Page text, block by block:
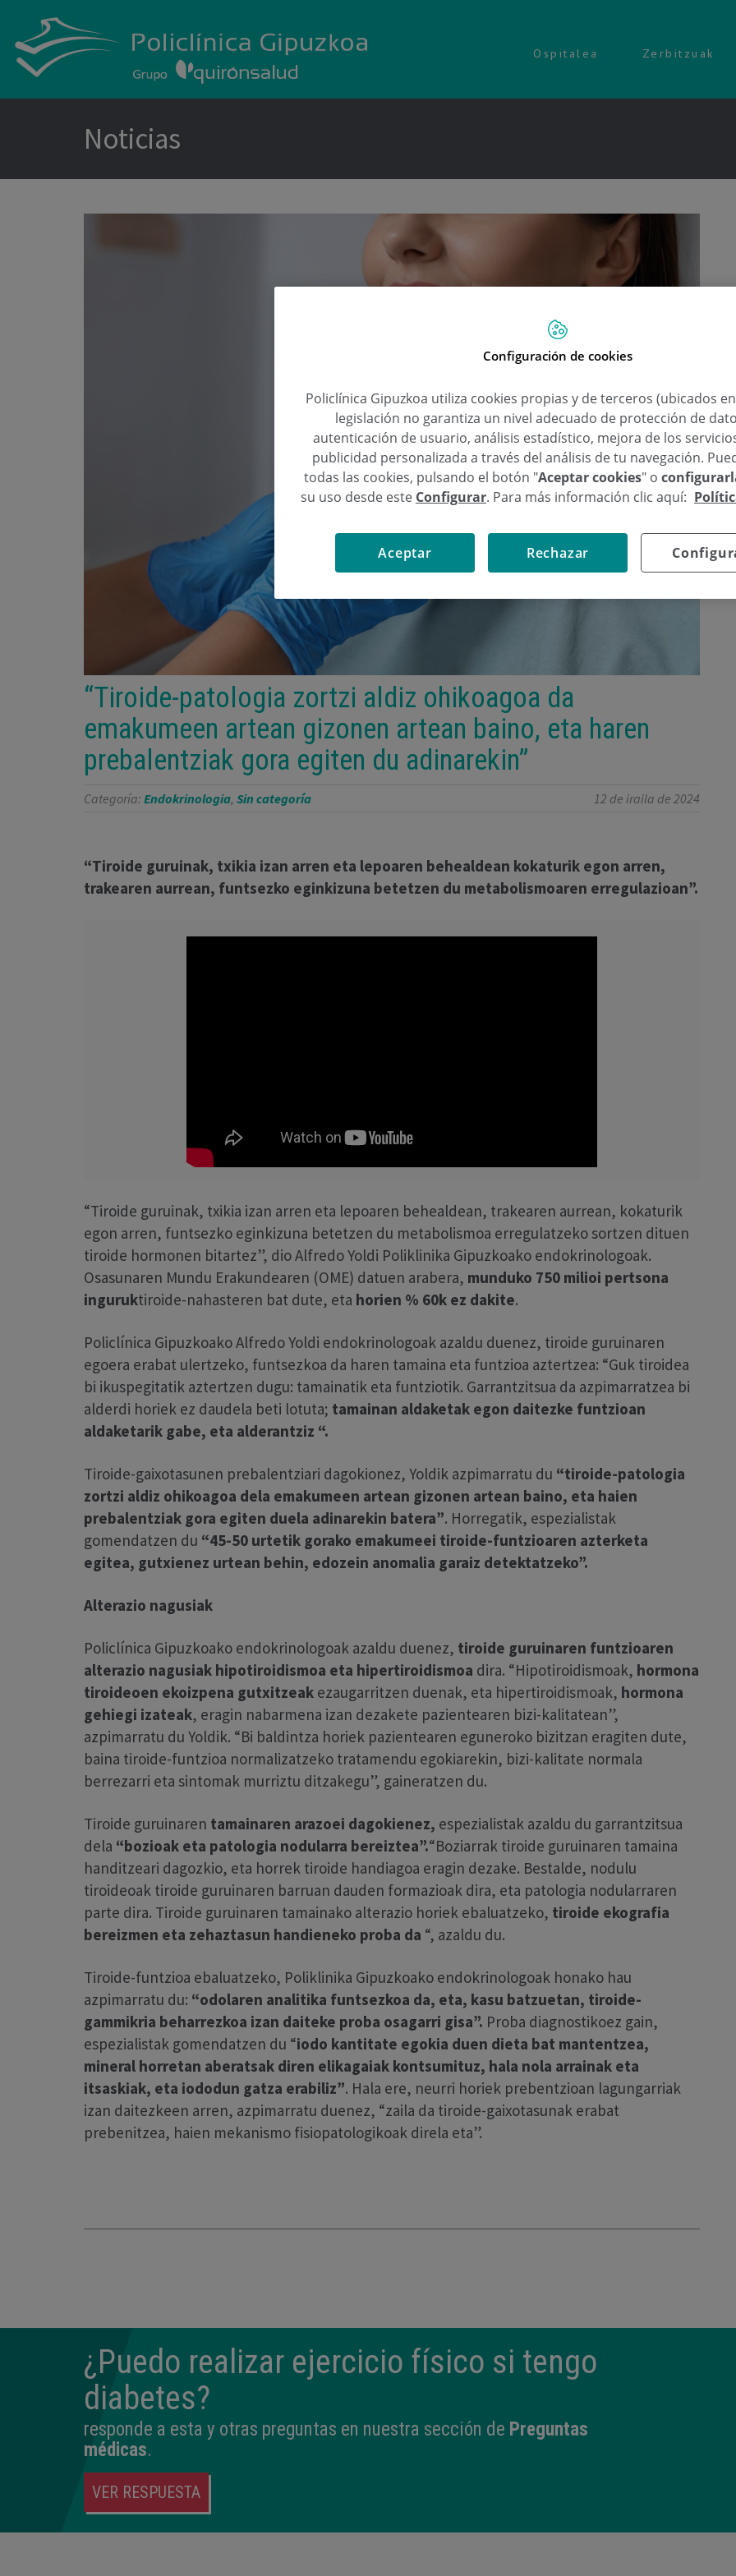
Ospitalea Zerbitzuak
Noticias
“Tiroide-patologia zortzi aldiz ohikoagoa da
emakumeen artean gizonen artean baino, eta haren
prebalentziak gora egiten du adinarekin”
Categoría: Endokrinologia, Sin categoría 12 de iraila de 2024
“Tiroide guruinak, txikia izan arren eta lepoaren behealdean kokaturik egon arren,
trakearen aurrean, funtsezko eginkizuna betetzen du metabolismoaren erregulazioan”.
“Tiroide guruinak, txikia izan arren eta lepoaren behealdean, trakearen aurrean, kokaturik
egon arren, funtsezko eginkizuna betetzen du metabolismoa erregulatzeko sortzen dituen
tiroide hormonen bitartez”, dio Alfredo Yoldi Poliklinika Gipuzkoako endokrinologoak.
Osasunaren Mundu Erakundearen (OME) datuen arabera, munduko 750 milioi pertsona
inguruktiroide-nahasteren bat dute, eta horien % 60k ez dakite.
Policlínica Gipuzkoako Alfredo Yoldi endokrinologoak azaldu duenez, tiroide guruinaren
egoera erabat ulertzeko, funtsezkoa da haren tamaina eta funtzioa aztertzea: “Guk tiroidea
bi ikuspegitatik aztertzen dugu: tamainatik eta funtziotik. Garrantzitsua da azpimarratzea bi
alderdi horiek ez daudela beti lotuta; tamainan aldaketak egon daitezke funtzioan
aldaketarik gabe, eta alderantziz “.
Tiroide-gaixotasunen prebalentziari dagokionez, Yoldik azpimarratu du “tiroide-patologia
zortzi aldiz ohikoagoa dela emakumeen artean gizonen artean baino, eta haien
prebalentziak gora egiten duela adinarekin batera”. Horregatik, espezialistak
gomendatzen du “45-50 urtetik gorako emakumeei tiroide-funtzioaren azterketa
egitea, gutxienez urtean behin, edozein anomalia garaiz detektatzeko”.
Alterazio nagusiak
Policlínica Gipuzkoako endokrinologoak azaldu duenez, tiroide guruinaren funtzioaren
alterazio nagusiak hipotiroidismoa eta hipertiroidismoa dira. “Hipotiroidismoak, hormona
tiroideoen ekoizpena gutxitzeak ezaugarritzen duenak, eta hipertiroidismoak, hormona
gehiegi izateak, eragin nabarmena izan dezakete pazientearen bizi-kalitatean”,
azpimarratu du Yoldik. “Bi baldintza horiek pazientearen eguneroko bizitzan eragiten dute,
baina tiroide-funtzioa normalizatzeko tratamendu egokiarekin, bizi-kalitate normala
berrezarri eta sintomak murriztu ditzakegu”, gaineratzen du.
Tiroide guruinaren tamainaren arazoei dagokienez, espezialistak azaldu du garrantzitsua
dela “bozioak eta patologia nodularra bereiztea”.“Boziarrak tiroide guruinaren tamaina
handitzeari dagozkio, eta horrek tiroide handiagoa eragin dezake. Bestalde, nodulu
tiroideoak tiroide guruinaren barruan dauden formazioak dira, eta patologia nodularraren
parte dira. Tiroide guruinaren tamainako alterazio horiek ebaluatzeko, tiroide ekografia
bereizmen eta zehaztasun handieneko proba da “, azaldu du.
Tiroide-funtzioa ebaluatzeko, Poliklinika Gipuzkoako endokrinologoak honako hau
azpimarratu du: “odolaren analitika funtsezkoa da, eta, kasu batzuetan, tiroide-
gammikria beharrezkoa izan daiteke proba osagarri gisa”. Proba diagnostikoez gain,
espezialistak gomendatzen du “iodo kantitate egokia duen dieta bat mantentzea,
mineral horretan aberatsak diren elikagaiak kontsumituz, hala nola arrainak eta
itsaskiak, eta iododun gatza erabiliz”. Hala ere, neurri horiek prebentzioan lagungarriak
izan daitezkeen arren, azpimarratu duenez, “zaila da tiroide-gaixotasunak erabat
prebenitzea, haien mekanismo fisiopatologikoak direla eta”.
¿Puedo realizar ejercicio físico si tengo
diabetes?
responde a esta y otras preguntas en nuestra sección de Preguntas
médicas.
VER RESPUESTA
Configuración de cookies
Policlínica Gipuzkoa utiliza cookies propias y de terceros (ubicados
legislación no garantiza un nivel adecuado de protección de
autenticación de usuario, análisis estadístico, mejora de los
publicidad personalizada a través del análisis de tu navegación.
todas las cookies, pulsando el botón "Aceptar cookies" o
su uso desde este Configurar. Para más información clic aquí:
Rechazar
Aceptar